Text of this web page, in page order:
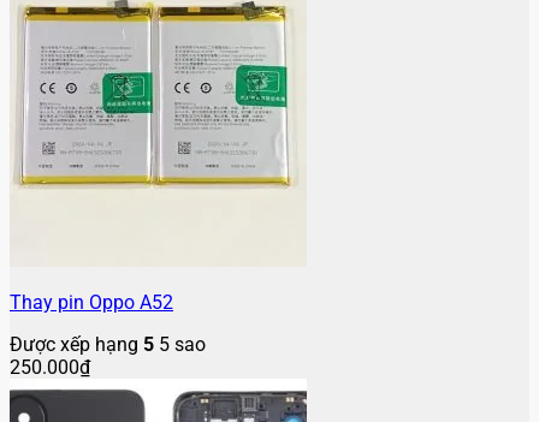
Thay pin Oppo A52
Được xếp hạng 5 5 sao
250.000₫